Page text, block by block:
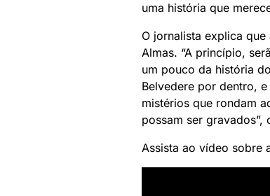
uma história que
O jornalista explica
Almas. “A princípio,
um pouco da história
Belvedere por dentro,
mistérios que rondam
possam ser gravados”,
Assista ao vídeo sobre